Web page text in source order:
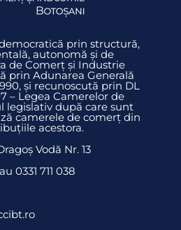
prin structură,
autonomă și de
de Comerț și Industrie
prin Adunarea Generală
și recunoscută prin DL
– Legea Camerelor de
legislativ după care sunt
camerele de comerț din
acestora.
Vodă Nr. 13
0331 711 038